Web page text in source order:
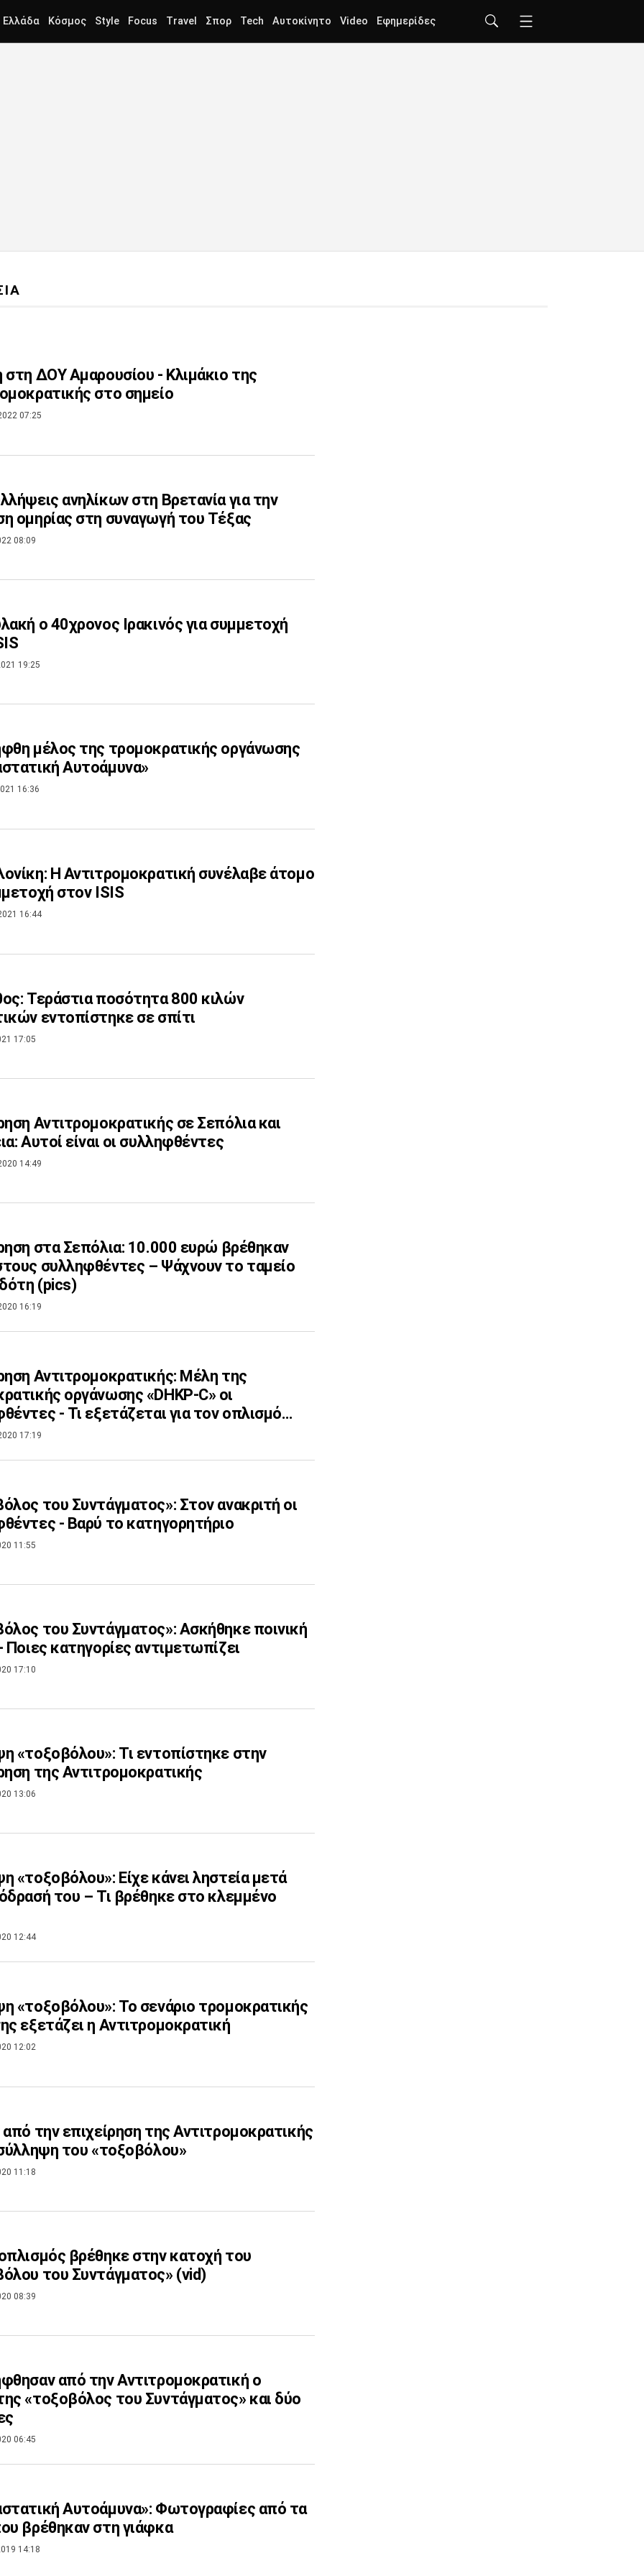
Ελλάδα Κόσμος Style Focus Travel Σπορ Tech Αυτοκίνητο Video Εφημερίδες
στη ΔΟΥ Αμαρουσίου - Κλιμάκιο της
στο σημείο
07:25
ανηλίκων στη Βρετανία για την
ομηρίας στη συναγωγή του Τέξας
08:09
ο 40χρονος Ιρακινός για συμμετοχή
19:25
μέλος της τρομοκρατικής οργάνωσης
Αυτοάμυνα»
16:36
Η Αντιτρομοκρατική συνέλαβε άτομο
στον ISIS
16:44
Τεράστια ποσότητα 800 κιλών
εντοπίστηκε σε σπίτι
17:05
Αντιτρομοκρατικής σε Σεπόλια και
Αυτοί είναι οι συλληφθέντες
14:49
στα Σεπόλια: 10.000 ευρώ βρέθηκαν
συλληφθέντες – Ψάχνουν το ταμείο
(pics)
16:19
Αντιτρομοκρατικής: Μέλη της
οργάνωσης «DHKP-C» οι
- Τι εξετάζεται για τον οπλισμό
17:19
του Συντάγματος»: Στον ανακριτή οι
- Βαρύ το κατηγορητήριο
11:55
του Συντάγματος»: Ασκήθηκε ποινική
Ποιες κατηγορίες αντιμετωπίζει
17:10
«τοξοβόλου»: Τι εντοπίστηκε στην
της Αντιτρομοκρατικής
13:06
«τοξοβόλου»: Είχε κάνει ληστεία μετά
του – Τι βρέθηκε στο κλεμμένο
12:44
«τοξοβόλου»: Το σενάριο τρομοκρατικής
εξετάζει η Αντιτρομοκρατική
12:02
από την επιχείρηση της Αντιτρομοκρατικής
του «τοξοβόλου»
11:18
βρέθηκε στην κατοχή του
του Συντάγματος» (vid)
08:39
από την Αντιτρομοκρατική ο
«τοξοβόλος του Συντάγματος» και δύο
06:45
Αυτοάμυνα»: Φωτογραφίες από τα
βρέθηκαν στη γιάφκα
14:18